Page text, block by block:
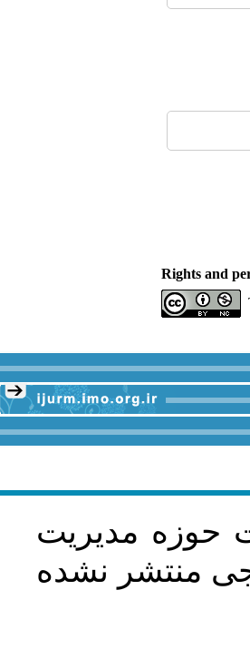
Rights and
حوزه مديريت
منتشر نشده